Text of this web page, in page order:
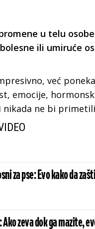
u telu
ili umiruće
već
emocije,
ne bi
za pse: Evo kako da
Ako zeva dok ga mazite,